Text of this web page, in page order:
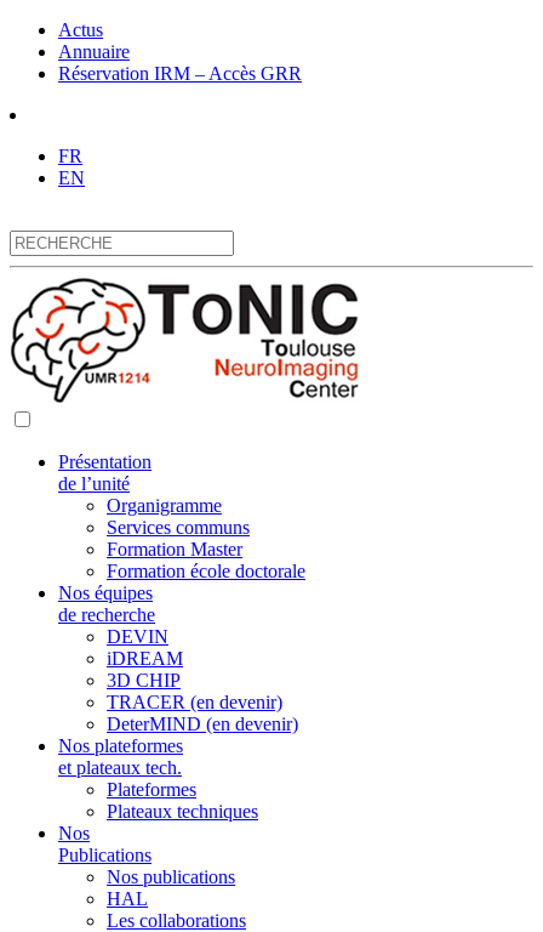
Actus
Annuaire
Réservation IRM – Accès GRR
FR
EN
Présentation
de l’unité
Organigramme
Services communs
Formation Master
Formation école doctorale
Nos équipes
de recherche
DEVIN
iDREAM
3D CHIP
TRACER (en devenir)
DeterMIND (en devenir)
Nos plateformes
et plateaux tech.
Plateformes
Plateaux techniques
Nos
Publications
Nos publications
HAL
Les collaborations